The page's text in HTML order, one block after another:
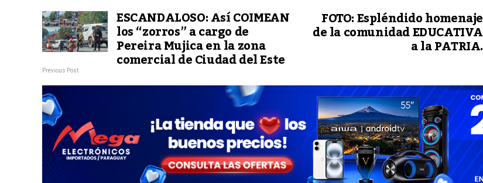
ESCANDALOSO: Así COIMEAN
los “zorros” a cargo de
Pereira Mujica en la zona
comercial de Ciudad del Este
Previous Post
FOTO: Espléndido homenaje
de la comunidad EDUCATIVA
a la PATRIA.